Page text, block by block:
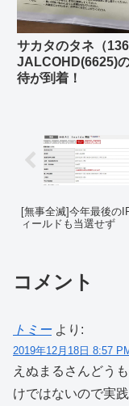
サカタのタネ（
JALCOHD(6625)
待が到着！
[無事全滅]今年最後の
ィールドも当選せず
コメント
トミー より:
2019年12月18日 8:57
えぬまるさんどう
けではないので実